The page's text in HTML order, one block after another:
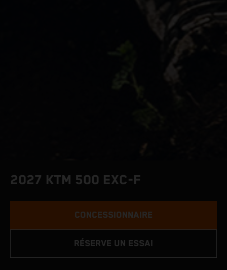
2027 KTM 500 EXC-F
CONCESSIONNAIRE
RÉSERVE UN ESSAI